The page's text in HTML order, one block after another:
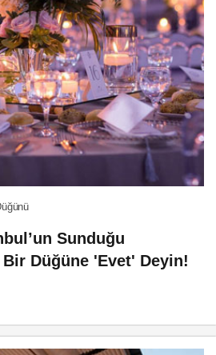
Sunduğu
Bir Düğüne 'Evet' Deyin!